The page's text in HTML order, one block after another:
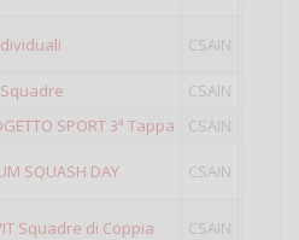
CSAIN
CSAIN
SPORT 3ª Tappa CSAIN
SQUASH DAY CSAIN
Squadre di Coppia CSAIN